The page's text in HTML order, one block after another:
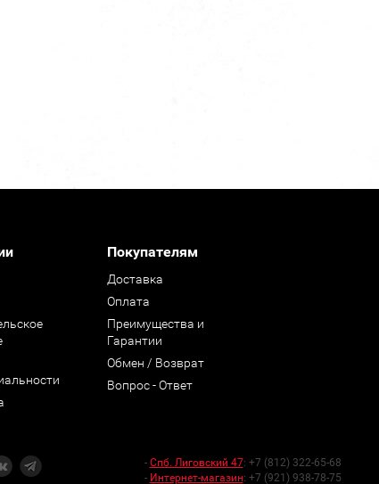
Покупателям
Доставка
Оплата
Преимущества и
Гарантии
Обмен / Возврат
Вопрос - Ответ
- Спб. Лиговский 47: +7 (812) 322-65-68
- Интернет-магазин: +7 (921) 938-78-75